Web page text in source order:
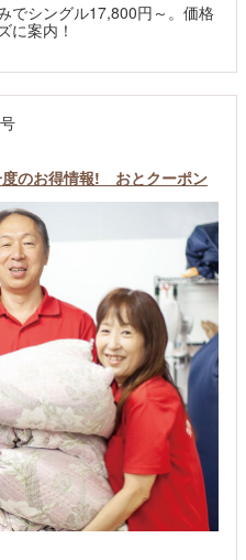
でシングル17,800円～。価格
に案内！
のお得情報! おとクーポン